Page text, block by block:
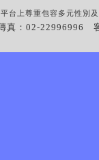
台上尊重包容多元性別
真：02-22996996